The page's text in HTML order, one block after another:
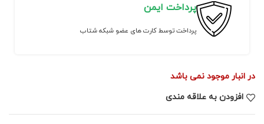
پرداخت ایمن
پرداخت توسط کارت های عضو شبکه شتاب
در انبار موجود نمی باشد
افزودن به علاقه مندی